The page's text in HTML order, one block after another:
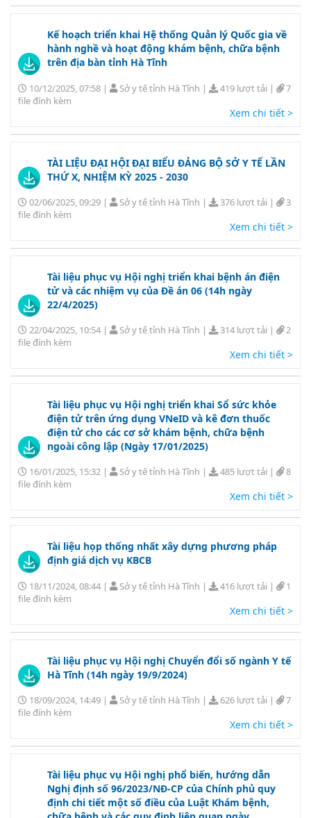
Kế hoạch triển khai Hệ thống Quản lý Quốc gia về
hành nghề và hoạt động khám bệnh, chữa bệnh
trên địa bàn tỉnh Hà Tĩnh
10/12/2025, 07:58 | Sở y tế tỉnh Hà Tĩnh | 419 lượt tải |
7
file đính kèm
Xem chi tiết >
TÀI LIỆU ĐẠI HỘI ĐẠI BIỂU ĐẢNG BỘ SỞ Y TẾ LẦN
THỨ X, NHIỆM KỲ 2025 - 2030
02/06/2025, 09:29 | Sở y tế tỉnh Hà Tĩnh | 376 lượt tải |
3
file đính kèm
Xem chi tiết >
Tài liệu phục vụ Hội nghị triển khai bệnh án điện
tử và các nhiệm vụ của Đề án 06 (14h ngày
22/4/2025)
22/04/2025, 10:54 | Sở y tế tỉnh Hà Tĩnh | 314 lượt tải |
2
file đính kèm
Xem chi tiết >
Tài liệu phục vụ Hội nghị triển khai Sổ sức khỏe
điện tử trên ứng dụng VNeID và kê đơn thuốc
điện tử cho các cơ sở khám bệnh, chữa bệnh
ngoài công lập (Ngày 17/01/2025)
16/01/2025, 15:32 | Sở y tế tỉnh Hà Tĩnh | 485 lượt tải |
8
file đính kèm
Xem chi tiết >
Tài liệu họp thống nhất xây dựng phương pháp
định giá dịch vụ KBCB
18/11/2024, 08:44 | Sở y tế tỉnh Hà Tĩnh | 416 lượt tải |
1
file đính kèm
Xem chi tiết >
Tài liệu phục vụ Hội nghị Chuyển đổi số ngành Y tế
Hà Tĩnh (14h ngày 19/9/2024)
18/09/2024, 14:49 | Sở y tế tỉnh Hà Tĩnh | 626 lượt tải |
7
file đính kèm
Xem chi tiết >
Tài liệu phục vụ Hội nghị phổ biến, hướng dẫn
Nghị định số 96/2023/NĐ-CP của Chính phủ quy
định chi tiết một số điều của Luật Khám bệnh,